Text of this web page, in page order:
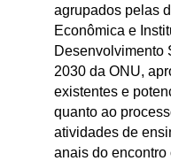
agrupados pelas
Econômica e
Desenvolvimento
2030 da ONU,
existentes e
quanto ao
atividades de
anais do encontro